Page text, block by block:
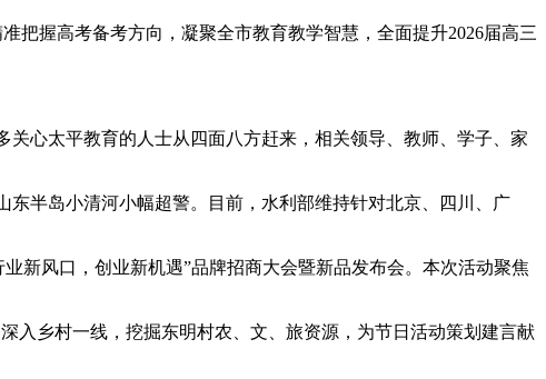
把握高考备考方向，凝聚全市教育教学智慧，全面提升2026届高三
心太平教育的人士从四面八方赶来，相关领导、教师、学子、家
半岛小清河小幅超警。目前，水利部维持针对北京、四川、广
新风口，创业新机遇”品牌招商大会暨新品发布会。本次活动聚焦
入乡村一线，挖掘东明村农、文、旅资源，为节日活动策划建言献